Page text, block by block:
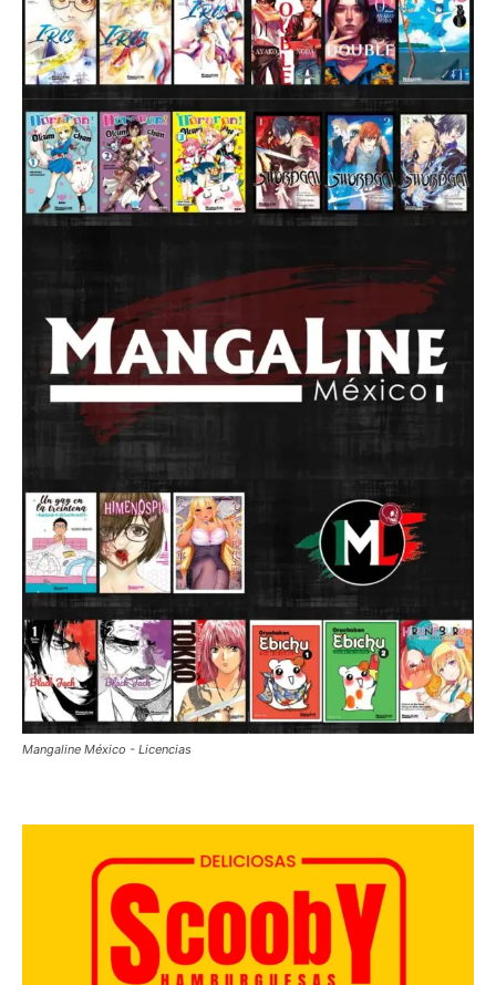
Mangaline México - Licencias